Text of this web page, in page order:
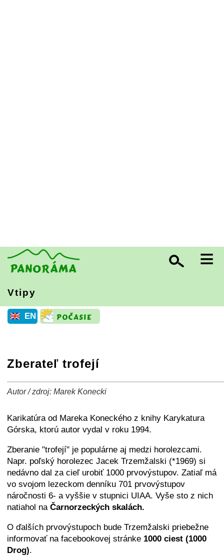
≡
Vtipy
EN
Zberateľ trofejí
Autor / zdroj: Marek Konecki
Karikatúra od Mareka Koneckého z knihy Karykatura
Górska, ktorú autor vydal v roku 1994.
Zberanie "trofejí" je populárne aj medzi horolezcami.
Napr. poľský horolezec Jacek Trzemžalski (*1969) si
nedávno dal za cieľ urobiť 1000 prvovýstupov. Zatiaľ má
vo svojom lezeckom denníku 701 prvovýstupov
náročnosti 6- a vyššie v stupnici UIAA. Vyše sto z nich
natiahol na Čarnorzeckých skalách.
O ďalších prvovýstupoch bude Trzemžalski priebežne
informovať na facebookovej stránke 1000 ciest (1000
Drog).